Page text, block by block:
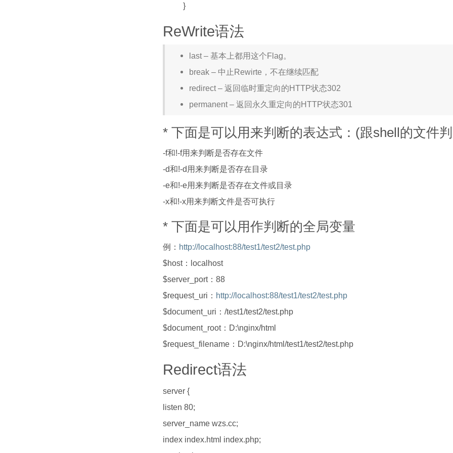
}
ReWrite语法
last – 基本上都用这个Flag。
break – 中止Rewirte，不在继续匹配
redirect – 返回临时重定向的HTTP状态302
permanent – 返回永久重定向的HTTP状态301
* 下面是可以用来判断的表达式：(跟shell的文件
-f和!-f用来判断是否存在文件
-d和!-d用来判断是否存在目录
-e和!-e用来判断是否存在文件或目录
-x和!-x用来判断文件是否可执行
* 下面是可以用作判断的全局变量
例： http://localhost:88/test1/test2/test.php
$host：localhost
$server_port：88
$request_uri： http://localhost:88/test1/test2/test.php
$document_uri：/test1/test2/test.php
$document_root：D:\nginx/html
$request_filename：D:\nginx/html/test1/test2/test.php
Redirect语法
server {
listen 80;
server_name wzs.cc;
index index.html index.php;